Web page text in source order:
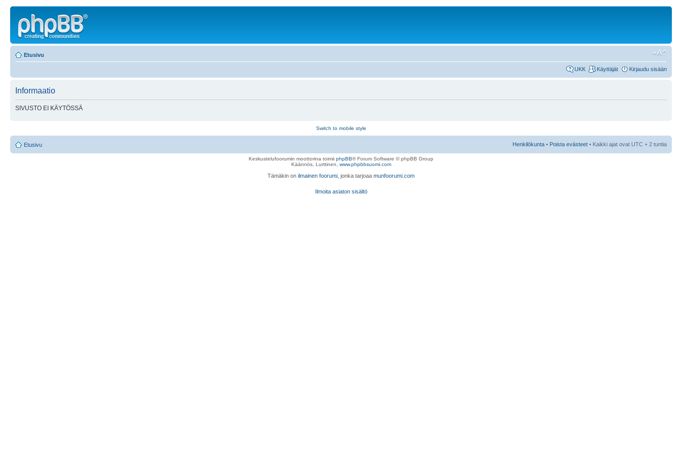
Etusivu
UKK Käyttäjät Kirjaudu sisään
Informaatio
SIVUSTO EI KÄYTÖSSÄ
Switch to mobile style
Etusivu Henkilökunta • Poista evästeet • Kaikki ajat ovat UTC + 2 tuntia
Keskustelufoorumin moottorina toimii phpBB® Forum Software © phpBB Group
Käännös, Lurttinen, www.phpbbsuomi.com
Tämäkin on ilmainen foorumi , jonka tarjoaa munfoorumi.com
Ilmoita asiaton sisältö